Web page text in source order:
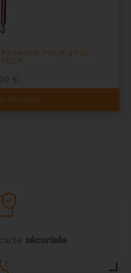
POUR ETUI
€
OPTIONS
sécurisés